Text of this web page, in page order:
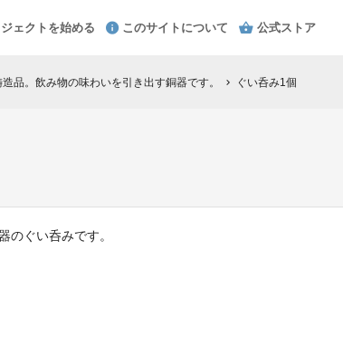
ェクトを始める このサイトについて 公式ストア
品。飲み物の味わいを引き出す銅器です。 chevron_right ぐい呑み1個
のぐい呑みです。